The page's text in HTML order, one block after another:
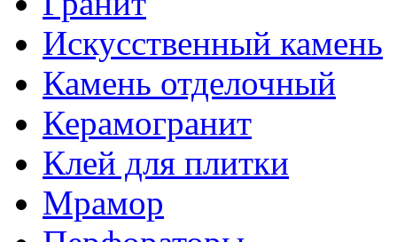
Искусственный камень
Камень отделочный
Керамогранит
Клей для плитки
Мрамор